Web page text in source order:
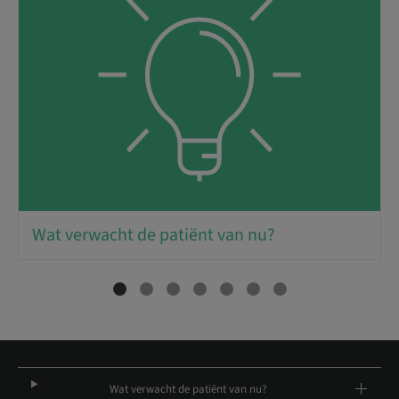
Wat verwacht de patiënt van nu?
Wat verwacht de patiënt van nu?